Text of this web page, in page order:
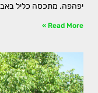
יפהפה. מתכסה כליל
Read More »